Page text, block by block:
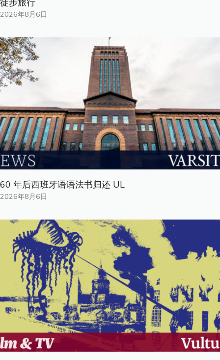
徒步旅行
2026年8月6日
60 年后西班牙语语法书归还 UL
2026年8月6日